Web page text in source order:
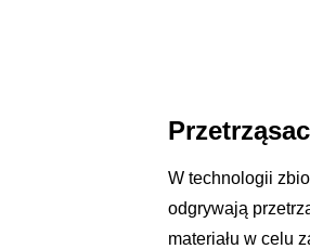
W technologii
odgrywają
materiału w celu